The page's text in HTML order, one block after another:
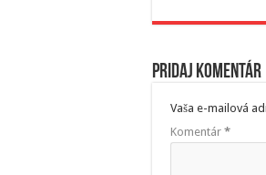
Pridaj komentár
Vaša e-mailová
Komentár *